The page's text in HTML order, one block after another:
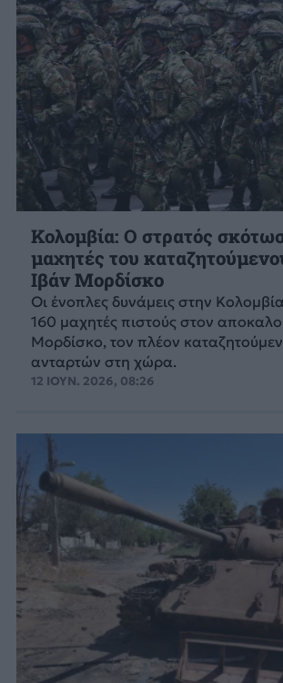
Κολομβία: Ο στρατός
μαχητές του
Ιβάν Μορδίσκο
Οι ένοπλες δυνάμεις στην
160 μαχητές πιστούς στον
Μορδίσκο, τον πλέον
ανταρτών στη χώρα.
12 ΙΟΥΝ. 2026, 08:26